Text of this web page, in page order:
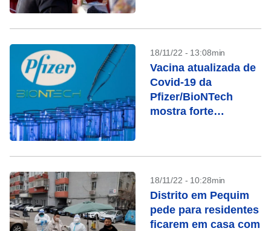
18/11/22 - 13:08min
Vacina atualizada de
Covid-19 da
Pfizer/BioNTech
mostra forte
18/11/22 - 10:28min
Distrito em Pequim
pede para residentes
ficarem em casa com